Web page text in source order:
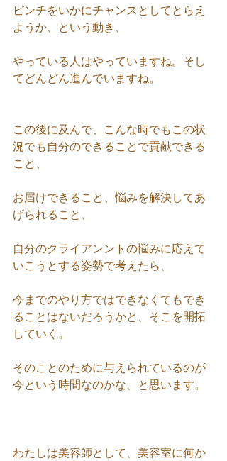
ピンチをいかにチャンスとしてとらえ
ようか、という動き、
やっている人はやっていますね。そし
てどんどん進んでいますね。
この後に及んで、こんな時でもこの状
況でも自分のできることで貢献できる
こと、
お届けできること、悩みを解決してあ
げられること、
自分のクライアンントの悩みに応えて
いこうとする姿勢で考えたら、
今までのやり方ではできなくてもでき
ることはないだろうかと、そこを開拓
していく。
そのことのために与えられているのが
今という時間なのかな、と思います。
わたしは美容師として、美容室に何か